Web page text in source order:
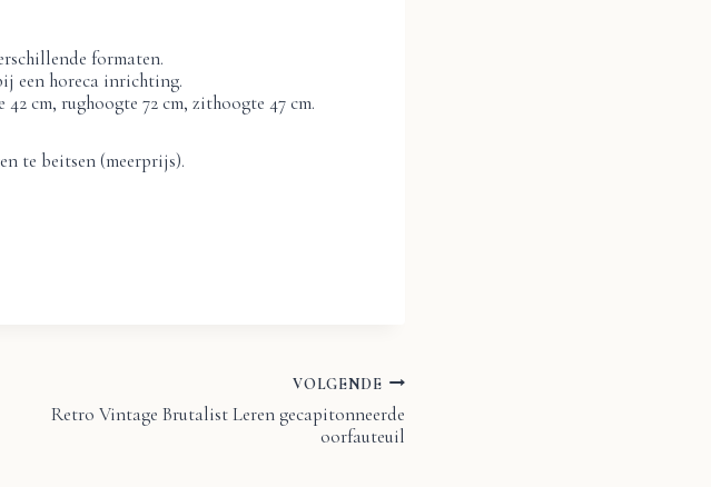
formaten.
een horeca inrichting.
cm, rughoogte 72 cm, zithoogte 47 cm.
te beitsen (meerprijs).
VOLGENDE
Retro Vintage Brutalist Leren gecapitonneerde
oorfauteuil